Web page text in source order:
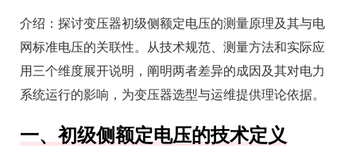
介绍： 探讨变压器初级侧额定电压的测量原理及其与电
网标准电压的关联性。从技术规范、测量方法和实际应
用三个维度展开说明，阐明两者差异的成因及其对电力
系统运行的影响，为变压器选型与运维提供理论依据。
一、初级侧额定电压的技术定义